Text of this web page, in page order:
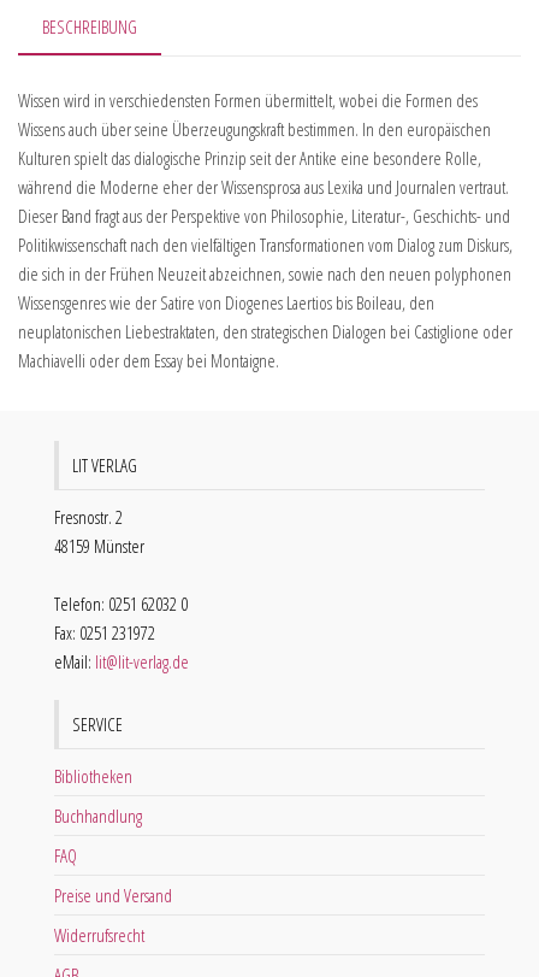
BESCHREIBUNG
Wissen wird in verschiedensten Formen übermittelt, wobei die Formen des
Wissens auch über seine Überzeugungskraft bestimmen. In den europäischen
Kulturen spielt das dialogische Prinzip seit der Antike eine besondere Rolle,
während die Moderne eher der Wissensprosa aus Lexika und Journalen vertraut.
Dieser Band fragt aus der Perspektive von Philosophie, Literatur-, Geschichts- und
Politikwissenschaft nach den vielfältigen Transformationen vom Dialog zum Diskurs,
die sich in der Frühen Neuzeit abzeichnen, sowie nach den neuen polyphonen
Wissensgenres wie der Satire von Diogenes Laertios bis Boileau, den
neuplatonischen Liebestraktaten, den strategischen Dialogen bei Castiglione oder
Machiavelli oder dem Essay bei Montaigne.
LIT VERLAG
Fresnostr. 2
48159 Münster
Telefon: 0251 62032 0
Fax: 0251 231972
eMail: lit@lit-verlag.de
SERVICE
Bibliotheken
Buchhandlung
FAQ
Preise und Versand
Widerrufsrecht